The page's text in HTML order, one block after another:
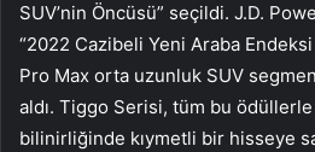
SUV’nin Öncüsü” seçildi. J.D.
“2022 Cazibeli Yeni Araba
Pro Max orta uzunluk SUV
aldı. Tiggo Serisi, tüm bu ödüllerle
bilinirliğinde kıymetli bir hisseye